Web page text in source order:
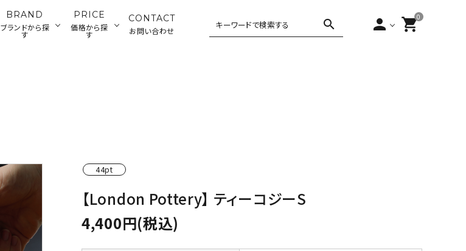
BRAND
ブランドから探
す
PRICE
価格から探
す
CONTACT
お問い合わせ search person 0
shopping_cart
44pt
【London Pottery】 ティーコジーS
4,400円(税込)